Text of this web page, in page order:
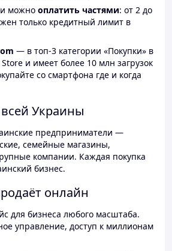
можно оплатить частями: от 2 до
только кредитный лимит в
— в топ-3 категории «Покупки» в
и имеет более 10 млн загрузок
со смартфона где и когда
Украины
предприниматели —
семейные магазины,
компании. Каждая покупка
бизнес.
онлайн
для бизнеса любого масштаба.
управление, доступ к миллионам